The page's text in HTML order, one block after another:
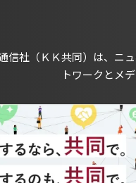
信社（ＫＫ共同）は、ニ
トワークとメ